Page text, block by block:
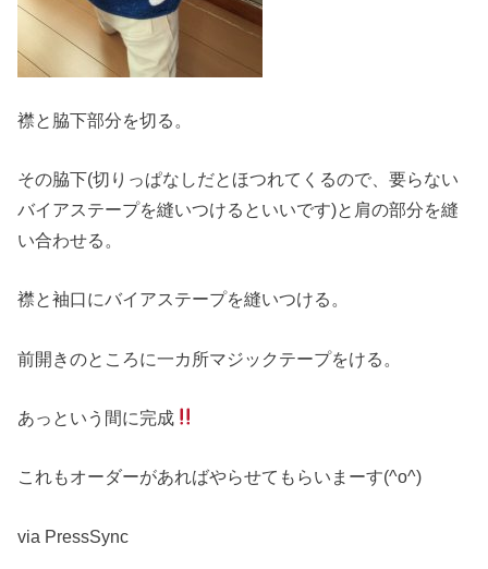
襟と脇下部分を切る。
その脇下(切りっぱなしだとほつれてくるので、要らない
バイアステープを縫いつけるといいです)と肩の部分を縫
い合わせる。
襟と袖口にバイアステープを縫いつける。
前開きのところに一カ所マジックテープをける。
あっという間に完成
これもオーダーがあればやらせてもらいまーす(^o^)
via PressSync